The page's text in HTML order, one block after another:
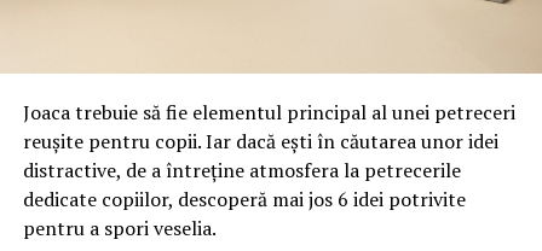
false până la tentative de furt al datelor personale și
financiare. Instituția recomandă verificarea atentă a
sursei mesajelor și raportarea incidentelor la numărul
unic 1911.
Campaniile identificate în ultimele săptămâni folosesc
Joaca trebuie să fie elementul principal al unei petreceri
reușite pentru copii. Iar dacă ești în căutarea unor idei
distractive, de a întreține atmosfera la petrecerile
dedicate copiilor, descoperă mai jos 6 idei potrivite
pentru a spori veselia.